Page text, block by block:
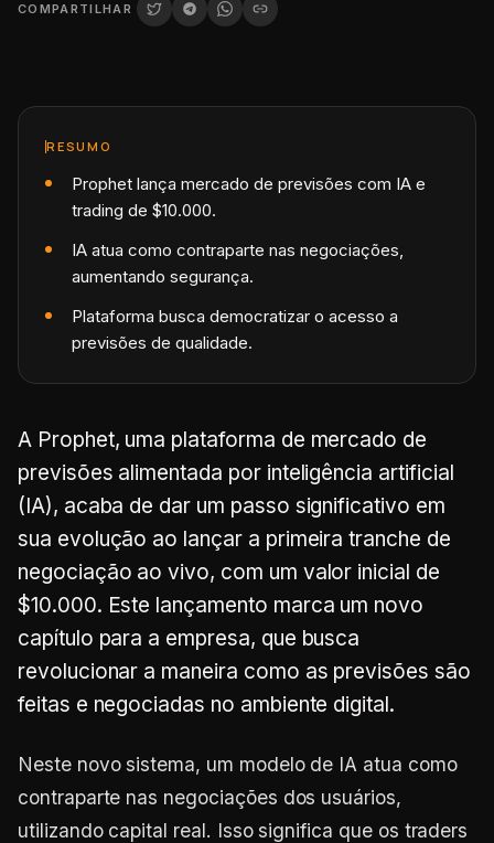
COMPARTILHAR
RESUMO
Prophet lança mercado de previsões com IA e
trading de $10.000.
IA atua como contraparte nas negociações,
aumentando segurança.
Plataforma busca democratizar o acesso a
previsões de qualidade.
A Prophet, uma plataforma de mercado de
previsões alimentada por inteligência artificial
(IA), acaba de dar um passo significativo em
sua evolução ao lançar a primeira tranche de
negociação ao vivo, com um valor inicial de
$10.000. Este lançamento marca um novo
capítulo para a empresa, que busca
revolucionar a maneira como as previsões são
feitas e negociadas no ambiente digital.
Neste novo sistema, um modelo de IA atua como
contraparte nas negociações dos usuários,
utilizando capital real. Isso significa que os traders